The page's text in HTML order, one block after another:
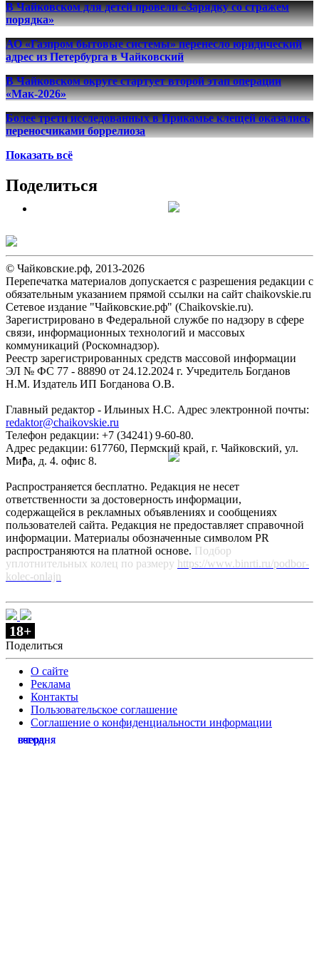
сегодня
сегодня
В Чайковском для детей провели «Зарядку со стражем
порядка»
вчера
АО «Газпром бытовые системы» перенесло юридический
адрес из Петербурга в Чайковский
вчера
В Чайковском округе стартует второй этап операции
«Мак-2026»
вчера
Более трети исследованных в Прикамье клещей оказались
переносчиками боррелиоза
Показать всё
Поделиться
© Чайковские.рф, 2013-2026
Перепечатка материалов допускается с разрешения редакции с
обязательным указанием прямой ссылки на сайт chaikovskie.ru
Сетевое издание "Чайковские.рф" (Chaikovskie.ru).
Зарегистрировано в Федеральной службе по надзору в сфере
связи, информационных технологий и массовых
коммуникаций (Роскомнадзор).
Реестр зарегистрированных средств массовой информации
ЭЛ № ФС 77 - 88890 от 24.12.2024 г. Учредитель Богданов
Н.М. Издатель ИП Богданова О.В.
Главный редактор - Ильиных Н.С. Адрес электронной почты:
redaktor@chaikovskie.ru
Телефон редакции: +7 (34241) 9-60-80.
Адрес редакции: 617760, Пермский край, г. Чайковский, ул.
Мира, д. 4. офис 8.
Распространяется бесплатно. Редакция не несет
ответственности за достоверность информации,
содержащейся в рекламных объявлениях и сообщениях
пользователей сайта. Редакция не предоставляет справочной
информации. Материалы обозначенные символом PR
распространяются на платной основе. Подбор
уплотнительных колец по размеру https://www.binrti.ru/podbor-
kolec-onlajn
18+
Поделиться
О сайте
Реклама
Контакты
Пользовательское соглашение
Соглашение о конфиденциальности информации